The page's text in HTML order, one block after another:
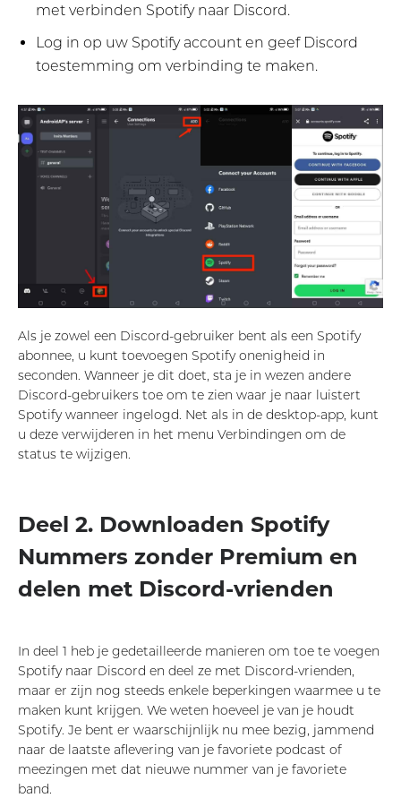
met verbinden Spotify naar Discord.
Log in op uw Spotify account en geef Discord
toestemming om verbinding te maken.
Als je zowel een Discord-gebruiker bent als een Spotify
abonnee, u kunt toevoegen Spotify onenigheid in
seconden. Wanneer je dit doet, sta je in wezen andere
Discord-gebruikers toe om te zien waar je naar luistert
Spotify wanneer ingelogd. Net als in de desktop-app, kunt
u deze verwijderen in het menu Verbindingen om de
status te wijzigen.
Deel 2. Downloaden Spotify
Nummers zonder Premium en
delen met Discord-vrienden
In deel 1 heb je gedetailleerde manieren om toe te voegen
Spotify naar Discord en deel ze met Discord-vrienden,
maar er zijn nog steeds enkele beperkingen waarmee u te
maken kunt krijgen. We weten hoeveel je van je houdt
Spotify. Je bent er waarschijnlijk nu mee bezig, jammend
naar de laatste aflevering van je favoriete podcast of
meezingen met dat nieuwe nummer van je favoriete
band.